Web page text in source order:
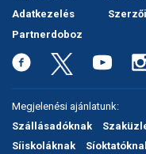
Adatkezelés
Partnerdoboz
Megjelenési ajánlatunk:
Szállásadóknak
Síiskoláknak